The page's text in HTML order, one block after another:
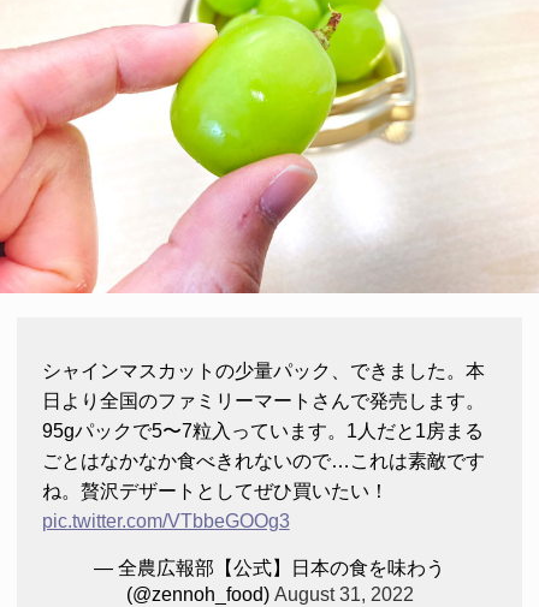
シャインマスカットの少量パック、できました。本
日より全国のファミリーマートさんで発売します。
95gパックで5〜7粒入っています。1人だと1房まる
ごとはなかなか食べきれないので…これは素敵です
ね。贅沢デザートとしてぜひ買いたい！
pic.twitter.com/VTbbeGOOg3
— 全農広報部【公式】日本の食を味わう
(@zennoh_food) August 31, 2022